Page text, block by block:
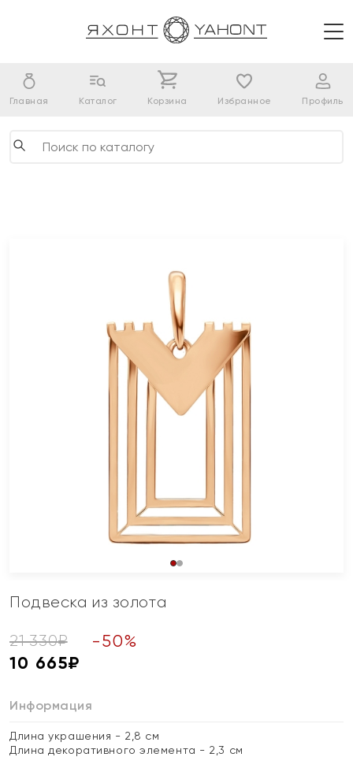
Главная Каталог Корзина Избранное Профиль
Подвеска из золота
21 330₽ -50%
10 665₽
Информация
Длина украшения - 2,8 см
Длина декоративного элемента - 2,3 см